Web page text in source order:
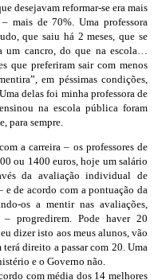
desejavam reformar-se era mais
mais de 70%. Uma professora
que saiu há 2 meses, que se
um cancro, do que na escola…
que preferiram sair com menos
em péssimas condições,
delas foi minha professora de
na escola pública foram
para sempre.
a carreira – os professores de
ou 1400 euros, hoje um salário
da avaliação individual de
e de acordo com a pontuação da
os a mentir nas avaliações,
– progredirem. Pode haver 20
dizer isto aos meus alunos, vão
direito a passar com 20. Uma
e o Governo não.
com média dos 14 melhores